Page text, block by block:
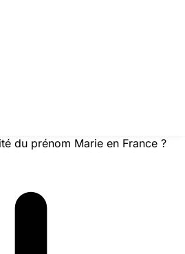
du prénom Marie en France ?